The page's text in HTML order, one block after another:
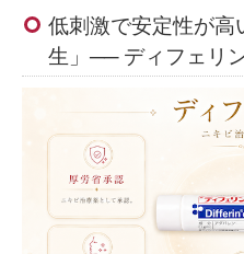
低刺激で安定性が高
生」── ディフェリ